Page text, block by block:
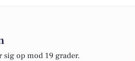
op mod 19 grader.